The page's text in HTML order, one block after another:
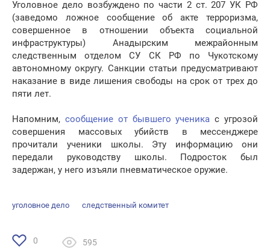
Уголовное дело возбуждено по части 2 ст. 207 УК РФ
(заведомо ложное сообщение об акте терроризма,
совершенное в отношении объекта социальной
инфраструктуры) Анадырским межрайонным
следственным отделом СУ СК РФ по Чукотскому
автономному округу. Санкции статьи предусматривают
наказание в виде лишения свободы на срок от трех до
пяти лет.
Напомним, сообщение от бывшего ученика с угрозой
совершения массовых убийств в мессенджере
прочитали ученики школы. Эту информацию они
передали руководству школы. Подросток был
задержан, у него изъяли пневматическое оружие.
уголовное дело следственный комитет
0 595